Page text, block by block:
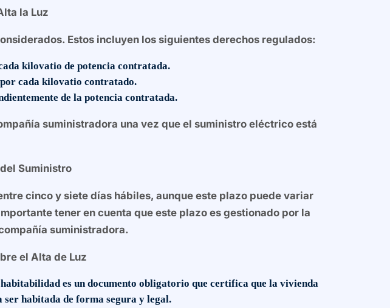
la Luz
Estos incluyen los siguientes derechos regulados:
kilovatio de potencia contratada.
por cada kilovatio contratado.
de la potencia contratada.
suministradora una vez que el suministro eléctrico está
Suministro
cinco y siete días hábiles, aunque este plazo puede variar
tener en cuenta que este plazo es gestionado por la
suministradora.
el Alta de Luz
es un documento obligatorio que certifica que la vivienda
ser habitada de forma segura y legal.